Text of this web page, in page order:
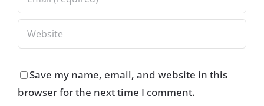
Save my name, email, and website in this
browser for the next time I comment.